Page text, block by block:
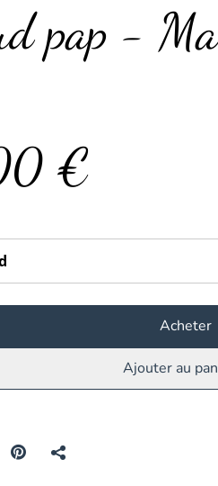
pap -
€
Acheter
Ajouter au